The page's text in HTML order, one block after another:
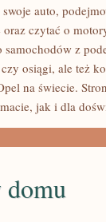
auto,
oraz czytać o
samochodów z
osiągi, ale też
na świecie.
jak i dla